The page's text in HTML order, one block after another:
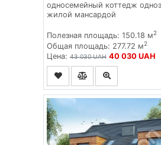
односемейный коттедж
жилой мансардой
Полезная площадь: 150.18 м2
Общая площадь: 277.72 м2
Цена: 43 030 UAH 40 030 UAH